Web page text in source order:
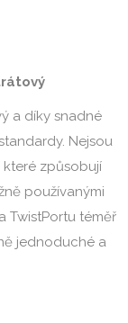
a díky snadné
Nejsou
které způsobují
používanými
TwistPortu téměř
jednoduché a